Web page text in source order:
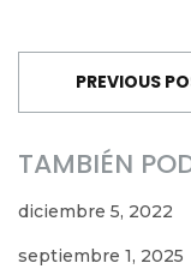
PREVIOUS
TAMBIÉN
diciembre 5, 2022
septiembre 1, 2025